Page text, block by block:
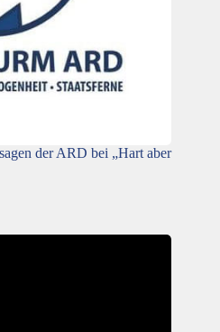
der ARD bei „Hart aber